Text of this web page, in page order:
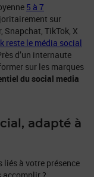
5 à 7
sur
Snapchat, TikTok, X
reste le média social
d’un internaute
sur les marques
du social media
adapté à
liés à votre présence
accomplir ?